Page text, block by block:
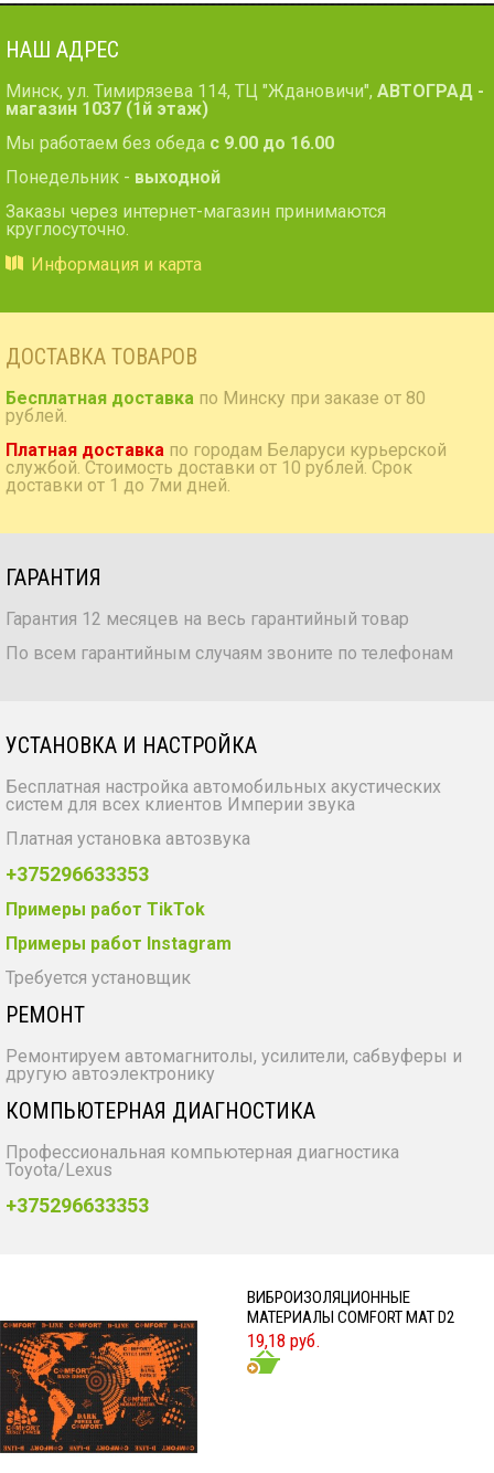
НАШ АДРЕС
Минск, ул. Тимирязева 114, ТЦ "Ждановичи", АВТОГРАД -
магазин 1037 (1й этаж)
Мы работаем без обеда с 9.00 до 16.00
Понедельник - выходной
Заказы через интернет-магазин принимаются
круглосуточно.
Информация и карта
ДОСТАВКА ТОВАРОВ
Бесплатная доставка по Минску при заказе от 80
рублей.
Платная доставка по городам Беларуси курьерской
службой. Стоимость доставки от 10 рублей. Срок
доставки от 1 до 7ми дней.
ГАРАНТИЯ
Гарантия 12 месяцев на весь гарантийный товар
По всем гарантийным случаям звоните по телефонам
УСТАНОВКА И НАСТРОЙКА
Бесплатная настройка автомобильных акустических
систем для всех клиентов Империи звука
Платная установка автозвука
+375296633353
Примеры работ TikTok
Примеры работ Instagram
Требуется установщик
РЕМОНТ
Ремонтируем автомагнитолы, усилители, сабвуферы и
другую автоэлектронику
КОМПЬЮТЕРНАЯ ДИАГНОСТИКА
Профессиональная компьютерная диагностика
Toyota/Lexus
+375296633353
ВИБРОИЗОЛЯЦИОННЫЕ
МАТЕРИАЛЫ COMFORT MAT D2
19,18 руб.